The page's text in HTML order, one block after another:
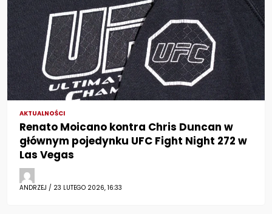
AKTUALNOŚCI
Renato Moicano kontra Chris Duncan w
głównym pojedynku UFC Fight Night 272 w
Las Vegas
ANDRZEJ / 23 LUTEGO 2026, 16:33